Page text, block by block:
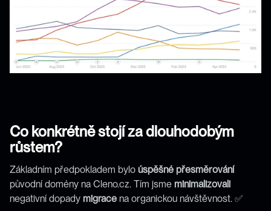
Co konkrétně stojí za dlouhodobým
růstem?
Základním předpokladem bylo úspěšné přesměrování
původní domény na Cleno.cz. Tím jsme minimalizovali
negativní dopady migrace na organickou návštěvnost. ✅